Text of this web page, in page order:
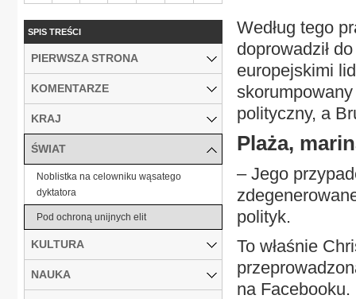
Według tego
doprowadził
europejskimi
polityczny, a
Plaża,
– Jego
polityk.
To właśnie
na Facebooku.
SPIS TREŚCI
PIERWSZA STRONA
KOMENTARZE
KRAJ
ŚWIAT
Noblistka na celowniku wąsatego
dyktatora
Pod ochroną unijnych elit
KULTURA
NAUKA